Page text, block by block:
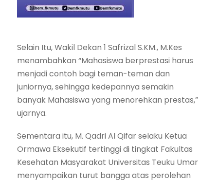
Selain Itu, Wakil Dekan 1 Safrizal S.KM., M.Kes
menambahkan “Mahasiswa berprestasi harus
menjadi contoh bagi teman-teman dan
juniornya, sehingga kedepannya semakin
banyak Mahasiswa yang menorehkan prestas,”
ujarnya.
Sementara itu, M. Qadri Al Qifar selaku Ketua
Ormawa Eksekutif tertinggi di tingkat Fakultas
Kesehatan Masyarakat Universitas Teuku Umar
menyampaikan turut bangga atas perolehan